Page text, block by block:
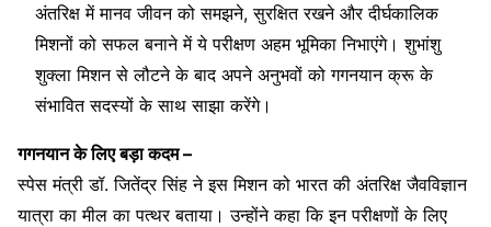
अंतरिक्ष में मानव जीवन को समझने, सुरक्षित रखने और दीर्घकालिक
मिशनों को सफल बनाने में ये परीक्षण अहम भूमिका निभाएंगे। शुभांशु
शुक्ला मिशन से लौटने के बाद अपने अनुभवों को गगनयान क्रू के
संभावित सदस्यों के साथ साझा करेंगे।
गगनयान के लिए बड़ा कदम –
स्पेस मंत्री डॉ. जितेंद्र सिंह ने इस मिशन को भारत की अंतरिक्ष जैवविज्ञान
यात्रा का मील का पत्थर बताया। उन्होंने कहा कि इन परीक्षणों के लिए